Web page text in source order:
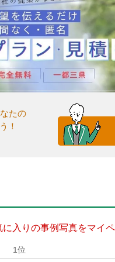
たの
！
に入りの事例写真をマイ